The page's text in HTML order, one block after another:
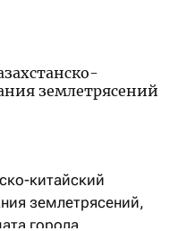
китайский
землетрясений,
города.